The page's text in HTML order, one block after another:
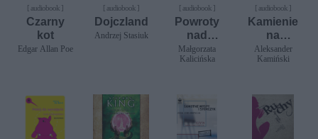
[ audiobook ]
Czarny
kot
Edgar Allan Poe
[ audiobook ]
Dojczland
Andrzej Stasiuk
[ audiobook ]
Powroty
nad
rozlewiski
em
Małgorzata
Kalicińska
[ audiobook ]
Kamienie
na
szaniec
Aleksander
Kamiński